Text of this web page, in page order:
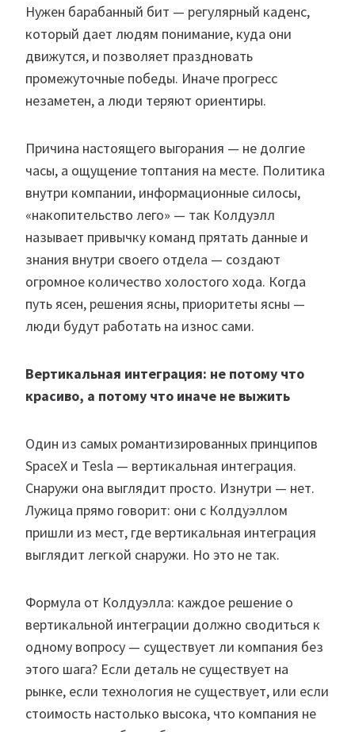
Нужен барабанный бит — регулярный каденс,
который дает людям понимание, куда они
движутся, и позволяет праздновать
промежуточные победы. Иначе прогресс
незаметен, а люди теряют ориентиры.
Причина настоящего выгорания — не долгие
часы, а ощущение топтания на месте. Политика
внутри компании, информационные силосы,
«накопительство лего» — так Колдуэлл
называет привычку команд прятать данные и
знания внутри своего отдела — создают
огромное количество холостого хода. Когда
путь ясен, решения ясны, приоритеты ясны —
люди будут работать на износ сами.
Вертикальная интеграция: не потому что
красиво, а потому что иначе не выжить
Один из самых романтизированных принципов
SpaceX и Tesla — вертикальная интеграция.
Снаружи она выглядит просто. Изнутри — нет.
Лужица прямо говорит: они с Колдуэллом
пришли из мест, где вертикальная интеграция
выглядит легкой снаружи. Но это не так.
Формула от Колдуэлла: каждое решение о
вертикальной интеграции должно сводиться к
одному вопросу — существует ли компания без
этого шага? Если деталь не существует на
рынке, если технология не существует, или если
стоимость настолько высока, что компания не